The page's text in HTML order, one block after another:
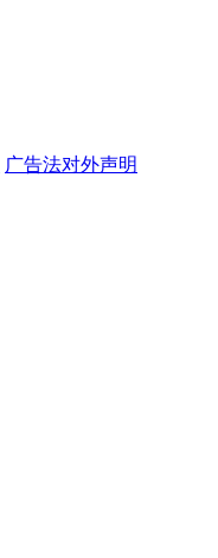
广告法对外声明